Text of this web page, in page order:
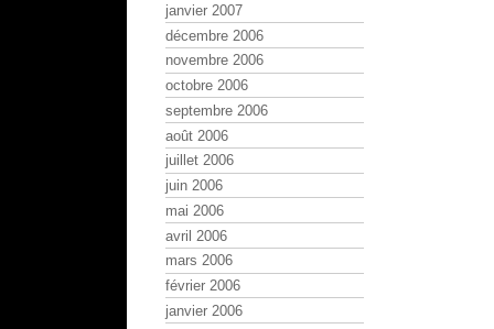
janvier 2007
décembre 2006
novembre 2006
octobre 2006
septembre 2006
août 2006
juillet 2006
juin 2006
mai 2006
avril 2006
mars 2006
février 2006
janvier 2006